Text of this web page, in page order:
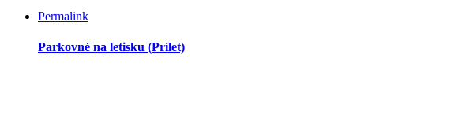
Permalink
Parkovné na letisku (Prílet)